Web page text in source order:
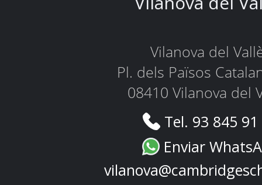
Vilanova del
Pl. dels Països
08410 Vilanova del
Tel. 93 845
Enviar